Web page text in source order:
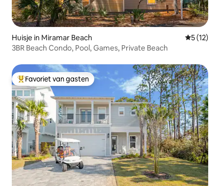
Huisje in Miramar Beach
5 (12)
3BR Beach Condo, Pool, Games, Private Beach
Topfavoriet van gasten
Favoriet van gasten